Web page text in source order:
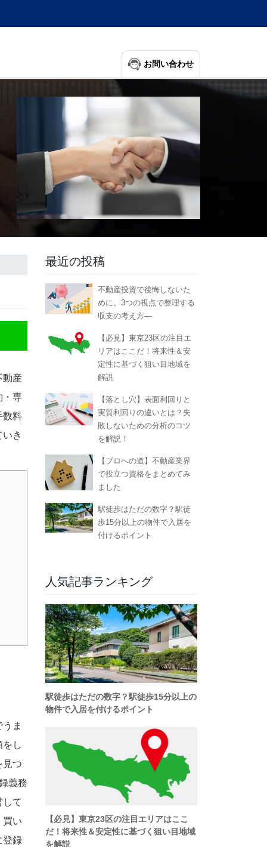
お問い合わせ
動産
・専
数料
き
ま
をし
見つ
義務
して
買い
登録
最近の投稿
不動産投資で後悔しないた
めに。3つの視点で整理する
収支の考え方―
【必見】東京23区の注目エ
リアはここだ！将来性＆安
定性に基づく狙い目地域を
解説
【落とし穴】表面利回りと
実質利回りの違いとは？失
敗しないための分析のコツ
を解説！
【プロへの道】不動産業界
で役立つ資格をまとめてみ
ました
駅徒歩はただの数字？駅徒
歩15分以上の物件で入居を
付けるポイント
人気記事ランキング